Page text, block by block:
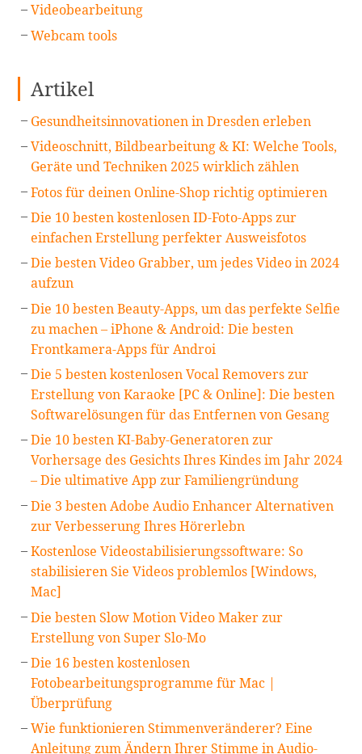
Videobearbeitung
Webcam tools
Artikel
Gesundheitsinnovationen in Dresden erleben
Videoschnitt, Bildbearbeitung & KI: Welche Tools,
Geräte und Techniken 2025 wirklich zählen
Fotos für deinen Online-Shop richtig optimieren
Die 10 besten kostenlosen ID-Foto-Apps zur
einfachen Erstellung perfekter Ausweisfotos
Die besten Video Grabber, um jedes Video in 2024
aufzun
Die 10 besten Beauty-Apps, um das perfekte Selfie
zu machen – iPhone & Android: Die besten
Frontkamera-Apps für Androi
Die 5 besten kostenlosen Vocal Removers zur
Erstellung von Karaoke [PC & Online]: Die besten
Softwarelösungen für das Entfernen von Gesang
Die 10 besten KI-Baby-Generatoren zur
Vorhersage des Gesichts Ihres Kindes im Jahr 2024
– Die ultimative App zur Familiengründung
Die 3 besten Adobe Audio Enhancer Alternativen
zur Verbesserung Ihres Hörerlebn
Kostenlose Videostabilisierungssoftware: So
stabilisieren Sie Videos problemlos [Windows,
Mac]
Die besten Slow Motion Video Maker zur
Erstellung von Super Slo-Mo
Die 16 besten kostenlosen
Fotobearbeitungsprogramme für Mac |
Überprüfung
Wie funktionieren Stimmenveränderer? Eine
Anleitung zum Ändern Ihrer Stimme in Audio-